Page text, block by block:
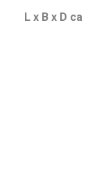
L x B x D ca